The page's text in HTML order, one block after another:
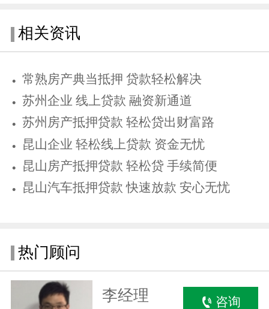
相关资讯
常熟房产典当抵押 贷款轻松解决
苏州企业 线上贷款 融资新通道
苏州房产抵押贷款 轻松贷出财富路
昆山企业 轻松线上贷款 资金无忧
昆山房产抵押贷款 轻松贷 手续简便
昆山汽车抵押贷款 快速放款 安心无忧
热门顾问
李经理 咨询